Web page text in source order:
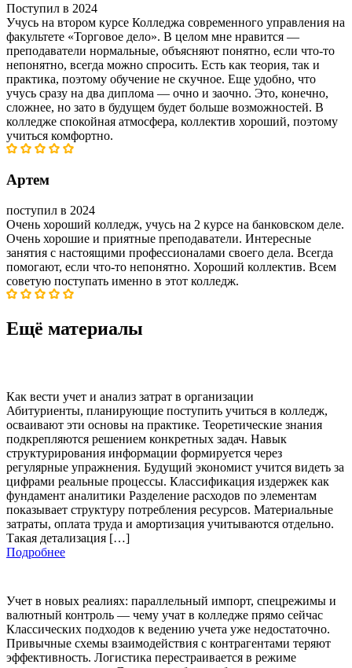
Поступил в 2024
Учусь на втором курсе Колледжа современного управления на
факультете «Торговое дело». В целом мне нравится —
преподаватели нормальные, объясняют понятно, если что-то
непонятно, всегда можно спросить. Есть как теория, так и
практика, поэтому обучение не скучное. Еще удобно, что
учусь сразу на два диплома — очно и заочно. Это, конечно,
сложнее, но зато в будущем будет больше возможностей. В
колледже спокойная атмосфера, коллектив хороший, поэтому
учиться комфортно.
Артем
поступил в 2024
Очень хороший колледж, учусь на 2 курсе на банковском деле.
Очень хорошие и приятные преподаватели. Интересные
занятия с настоящими профессионалами своего дела. Всегда
помогают, если что-то непонятно. Хороший коллектив. Всем
советую поступать именно в этот колледж.
Ещё материалы
Как вести учет и анализ затрат в организации
Абитуриенты, планирующие поступить учиться в колледж,
осваивают эти основы на практике. Теоретические знания
подкрепляются решением конкретных задач. Навык
структурирования информации формируется через
регулярные упражнения. Будущий экономист учится видеть за
цифрами реальные процессы. Классификация издержек как
фундамент аналитики Разделение расходов по элементам
показывает структуру потребления ресурсов. Материальные
затраты, оплата труда и амортизация учитываются отдельно.
Такая детализация […]
Подробнее
Учет в новых реалиях: параллельный импорт, спецрежимы и
валютный контроль — чему учат в колледже прямо сейчас
Классических подходов к ведению учета уже недостаточно.
Привычные схемы взаимодействия с контрагентами теряют
эффективность. Логистика перестраивается в режиме